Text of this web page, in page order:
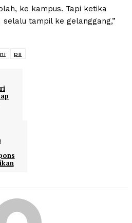
ke kampus. Tapi ketika
selalu tampil ke gelanggang,”
pii